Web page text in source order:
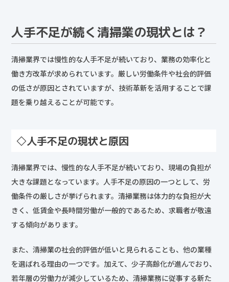
人手不足が続く清掃業の現状とは？
清掃業界では慢性的な人手不足が続いており、業務の効率化と
働き方改革が求められています。厳しい労働条件や社会的評価
の低さが原因とされていますが、技術革新を活用することで課
題を乗り越えることが可能です。
◇人手不足の現状と原因
清掃業界では、慢性的な人手不足が続いており、現場の負担が
大きな課題となっています。人手不足の原因の一つとして、労
働条件の厳しさが挙げられます。清掃業務は体力的な負担が大
きく、低賃金や長時間労働が一般的であるため、求職者が敬遠
する傾向があります。
また、清掃業の社会的評価が低いと見られることも、他の業種
を選ばれる理由の一つです。加えて、少子高齢化が進んでおり、
若年層の労働力が減少しているため、清掃業務に従事する新た